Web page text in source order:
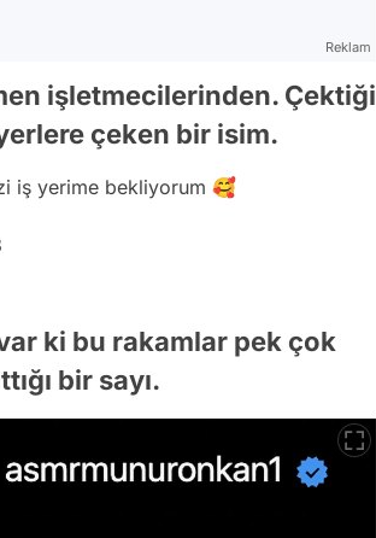
Reklam
işletmecilerinden. Çektiği
çeken bir isim.
iş yerime bekliyorum 🥰
ki bu rakamlar pek çok
bir sayı.